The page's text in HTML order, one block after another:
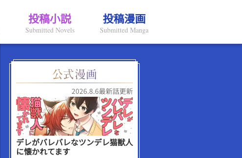
投稿小説
Submitted Novels
投稿漫画
Submitted Manga
2026.8.6最新話更新
デレがバレバレなツンデレ猫獣人
に懐かれてます